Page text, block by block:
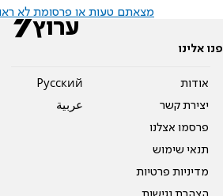
מצאתם טעות או פרסומת לא
פנו אלינו
אודות
יצירת קשר
פרסמו אצלנו
תנאי שימוש
מדיניות פרטיות
Pусский
عربية